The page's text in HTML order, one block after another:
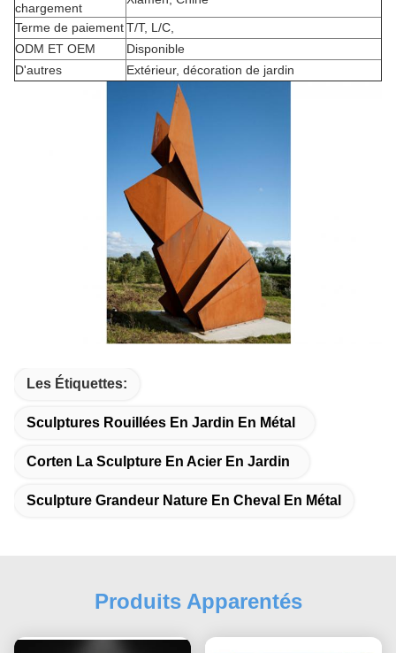
chargement
Terme de paiementT/T, L/C,
ODM ET OEM
Disponible
D'autres
Extérieur, décoration de jardin
Les Étiquettes:
Sculptures Rouillées En Jardin En Métal
Corten La Sculpture En Acier En Jardin
Sculpture Grandeur Nature En Cheval En Métal
Produits Apparentés